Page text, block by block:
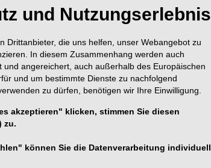
und Nutzungserlebnis
Drittanbieter, die uns helfen, unser Webangebot zu
In diesem Zusammenhang werden auch
und angereichert, auch außerhalb des Europäischen
und um bestimmte Dienste zu nachfolgend
zu dürfen, benötigen wir Ihre Einwilligung.
akzeptieren" klicken, stimmen Sie diesen
zu.
können Sie die Datenverarbeitung individuell